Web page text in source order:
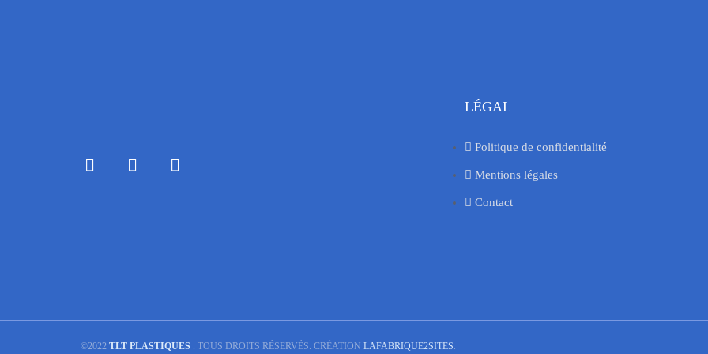
LÉGAL
Politique de confidentialité
Mentions légales
Contact
©2022 TLT PLASTIQUES . TOUS DROITS RÉSERVÉS. CRÉATION LAFABRIQUE2SITES